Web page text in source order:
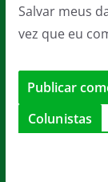
Salvar meus
vez que eu
Colunistas